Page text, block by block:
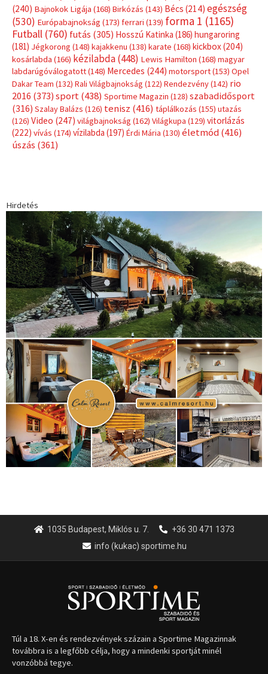
(240) Bajnokok Ligája (168) Birkózás (143) Bécs (214) egészség
(530) Európabajnokság (173) ferrari (139) forma 1 (1165)
Futball (760) futás (305) Hosszú Katinka (186) hungaroring
(181) Jégkorong (148) kajakkenu (138) karate (168) kickbox(204)
kosárlabda (166) kézilabda(448) Lewis Hamilton (168) magyar
labdarúgóválogatott(148) Mercedes (244) motorsport(153) Opel
Dakar Team (132) Rali Világbajnokság (122) Rendezvény(142) rio
2016 (373) sport(438) Sportime Magazin (128) szabadidősport
(316) Szalay Balázs (126) tenisz (416) táplálkozás (155) utazás
(126) Video (247) világbajnokság (162) Világkupa (129) vitorlázás
(222) vívás (174) vízilabda (197) Érdi Mária (130) életmód(416)
úszás (361)
Hirdetés
1035 Budapest, Miklós u. 7.
+36 30 471 1373
info (kukac) sportime.hu
Túl a 18. X-en és rendezvények százain a Sportime Magazinnak
továbbra is a legfőbb célja, hogy a mindenki sportját minél
vonzóbbá tegye.